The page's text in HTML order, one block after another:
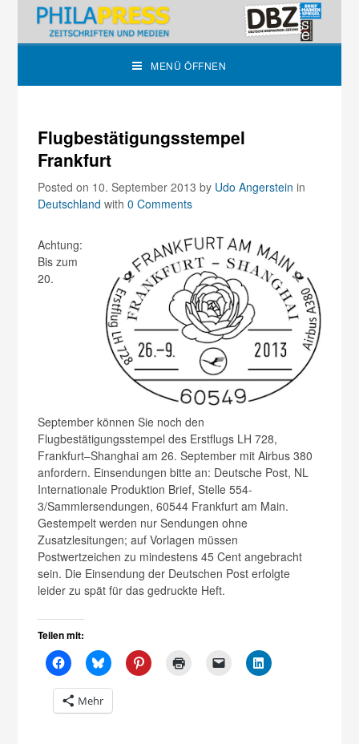
MENÜ ÖFFNEN
Flugbestätigungsstempel
Frankfurt
Posted on 10. September 2013by Udo Angerstein in
Deutschland with0 Comments
Achtung:
Bis zum
20.
September können Sie noch den
Flugbestätigungsstempel des Erstflugs LH 728,
Frankfurt–Shanghai am 26. September mit Airbus 380
anfordern. Einsendungen bitte an: Deutsche Post, NL
Internationale Produktion Brief, Stelle 554-
3/Sammlersendungen, 60544 Frankfurt am Main.
Gestempelt werden nur Sendungen ohne
Zusatzlesitungen; auf Vorlagen müssen
Postwertzeichen zu mindestens 45 Cent angebracht
sein. Die Einsendung der Deutschen Post erfolgte
leider zu spät für das gedruckte Heft.
Teilen mit:
Mehr